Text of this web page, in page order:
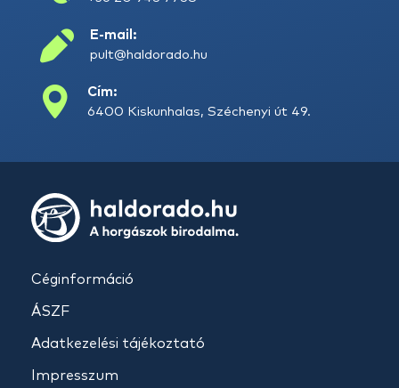
E-mail:
pult@haldorado.hu
Cím:
6400 Kiskunhalas, Széchenyi út 49.
Céginformáció
ÁSZF
Adatkezelési tájékoztató
Impresszum